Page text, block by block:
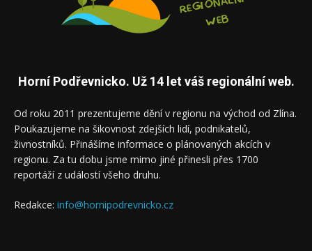
Horní Podřevnicko. Už 14 let váš regionální web.
Od roku 2011 prezentujeme dění v regionu na východ od Zlína.
Poukazujeme na šikovnost zdejších lidí, podnikatelů,
živnostníků. Přinášíme informace o plánovaných akcích v
regionu. Za tu dobu jsme mimo jiné přinesli přes 1700
reportáží z událostí všeho druhu.
Redakce: info@hornipodrevnicko.cz